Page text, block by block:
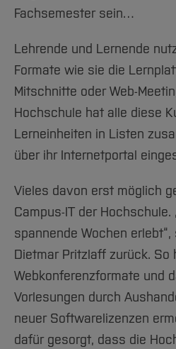
Fachsemester sein…
Lehrende und Lernende
Formate wie sie die
Mitschnitte oder Web-
Hochschule hat alle diese
Lerneinheiten in Listen
über ihr Internetportal
Vieles davon erst möglich
Campus-IT der Hochschule.
spannende Wochen
Dietmar Pritzlaff zurück. So
Webkonferenzformate und
Vorlesungen durch
neuer Softwarelizenzen
dafür gesorgt, dass die